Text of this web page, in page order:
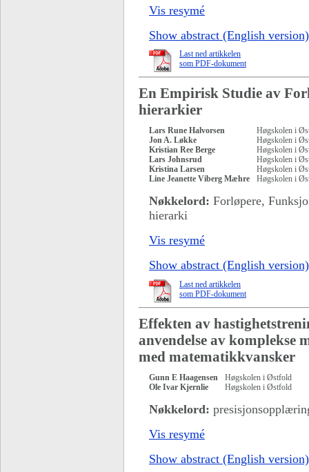
Vis resymé
Show abstract (English version)
Last ned artikkelen
som PDF-dokument
En Empirisk Studie av
hierarkier
Lars Rune Halvorsen
Høgskolen i
Jon A. Løkke
Høgskolen i
Kristian Ree Berge
Høgskolen i
Lars Johnsrud
Høgskolen i
Kristina Larsen
Høgskolen i
Line Jeanette Viberg Mæhre
Høgskolen i
Nøkkelord: Forløpere,
hierarki
Vis resymé
Show abstract (English version)
Last ned artikkelen
som PDF-dokument
Effekten av
anvendelse av komplekse
med matematikkvansker
Gunn E Haagensen
Høgskolen i Østfold
Ole Ivar Kjernlie
Høgskolen i Østfold
Nøkkelord:
Vis resymé
Show abstract (English version)